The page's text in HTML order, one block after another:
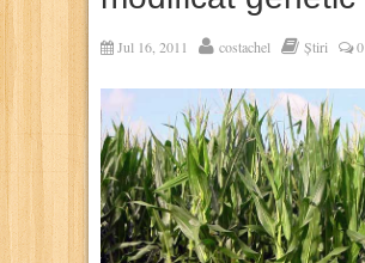
Jul 16, 2011 costachel Știri 0